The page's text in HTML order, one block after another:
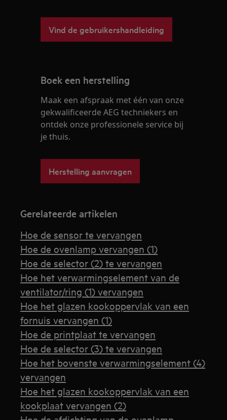
Vind de gebruikershandleiding
Boek een herstelling
Maak een afspraak met één van onze
gekwalificeerde AEG techniekers en
ontdek onze professionele service bij
je thuis.
Herstelling aanvragen
Gerelateerde artikelen
Hoe de sensor te vervangen
Hoe de ovenlamp vervangen (1)
Hoe de selector (2) te vervangen
Hoe het verwarmingselement van de
ventilator/ring (1) vervangen
Hoe het glazen kookoppervlak van een
fornuis vervangen (1)
Hoe de printplaat te vervangen
Hoe de selector (3) te vervangen
Hoe het bovenste verwarmingselement (4)
vervangen
Hoe het glazen kookoppervlak van een
kookplaat vervangen (2)